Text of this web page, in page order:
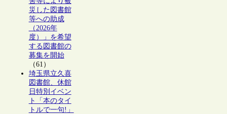
災した図書館
等への助成
（2026年
度）」を希望
する図書館の
募集を開始
（61）
埼玉県立久喜
図書館、休館
日特別イベン
ト「本のタイ
トルで一句!」